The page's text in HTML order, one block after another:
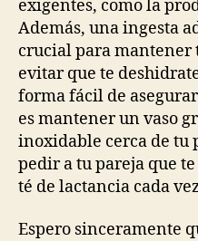
exigentes, como la
Además, una ingesta
crucial para mantener
evitar que te
forma fácil de
es mantener un vaso
inoxidable cerca de tu
pedir a tu pareja que
té de lactancia cada
Espero sinceramente